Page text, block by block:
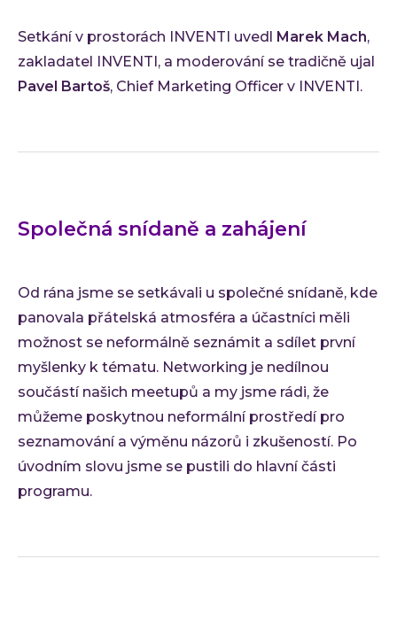
Setkání v prostorách INVENTI uvedl Marek Mach,
zakladatel INVENTI, a moderování se tradičně ujal
Pavel Bartoš, Chief Marketing Officer v INVENTI.
Společná snídaně a zahájení
Od rána jsme se setkávali u společné snídaně, kde
panovala přátelská atmosféra a účastníci měli
možnost se neformálně seznámit a sdílet první
myšlenky k tématu. Networking je nedílnou
součástí našich meetupů a my jsme rádi, že
můžeme poskytnou neformální prostředí pro
seznamování a výměnu názorů i zkušeností. Po
úvodním slovu jsme se pustili do hlavní části
programu.